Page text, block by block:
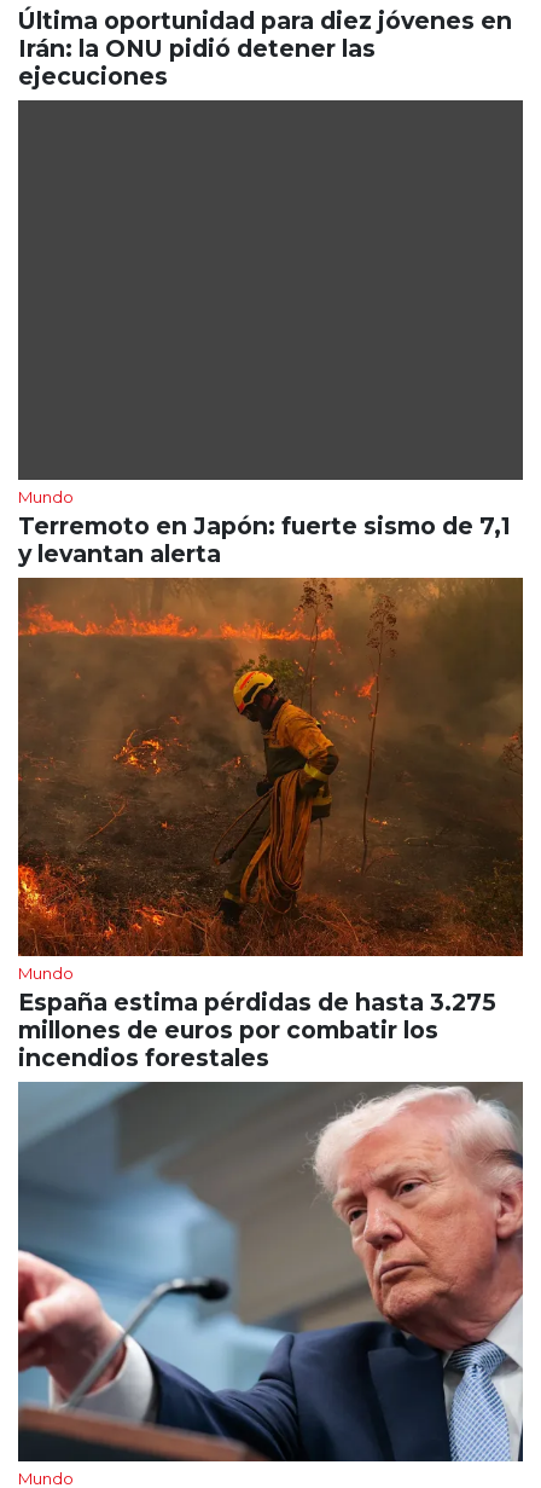
Última oportunidad para diez jóvenes en
Irán: la ONU pidió detener las
ejecuciones
Mundo
Terremoto en Japón: fuerte sismo de 7,1
y levantan alerta
Mundo
España estima pérdidas de hasta 3.275
millones de euros por combatir los
incendios forestales
Mundo